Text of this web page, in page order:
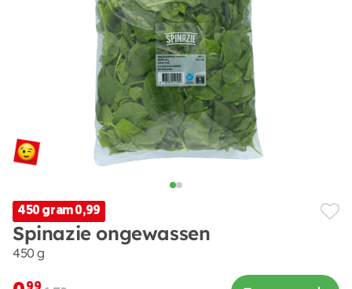
450 gram 0,99
Spinazie ongewassen
450 g